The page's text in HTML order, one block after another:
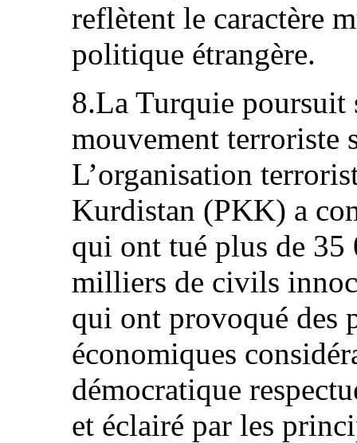
reflètent le caractère
politique étrangère.
8.La Turquie poursuit
mouvement terroriste
L’organisation
Kurdistan (PKK) a
qui ont tué plus de 35
milliers de civils
qui ont provoqué des
économiques
démocratique
et éclairé par les